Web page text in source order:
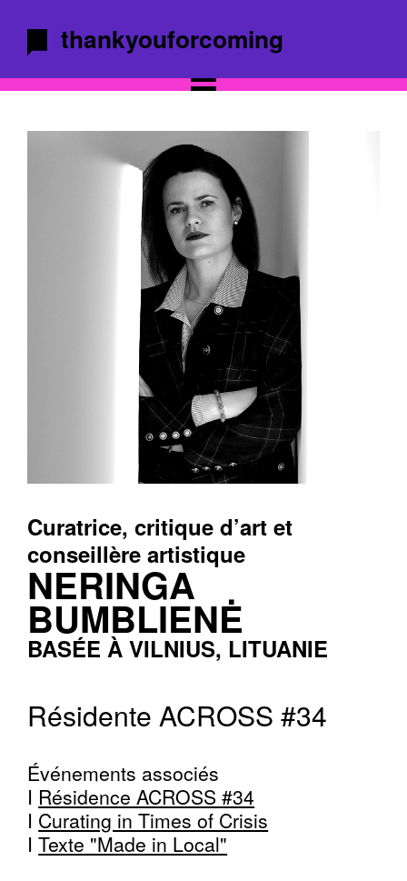
thankyouforcoming
Curatrice, critique d’art et
conseillère artistique
NERINGA
BUMBLIENĖ
BASÉE À VILNIUS, LITUANIE
Résidente ACROSS #34
Événements associés
I Résidence ACROSS #34
I Curating in Times of Crisis
ITexte "Made in Local"